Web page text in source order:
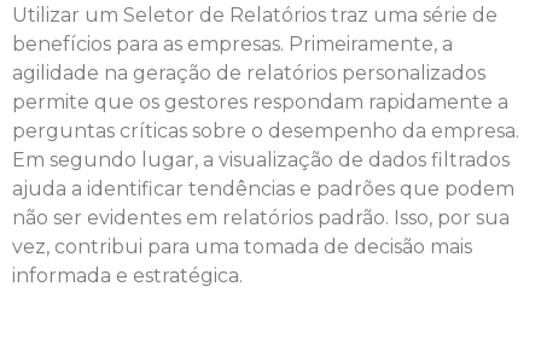
Utilizar um Seletor de Relatórios traz uma série de
benefícios para as empresas. Primeiramente, a
agilidade na geração de relatórios personalizados
permite que os gestores respondam rapidamente a
perguntas críticas sobre o desempenho da empresa.
Em segundo lugar, a visualização de dados filtrados
ajuda a identificar tendências e padrões que podem
não ser evidentes em relatórios padrão. Isso, por sua
vez, contribui para uma tomada de decisão mais
informada e estratégica.